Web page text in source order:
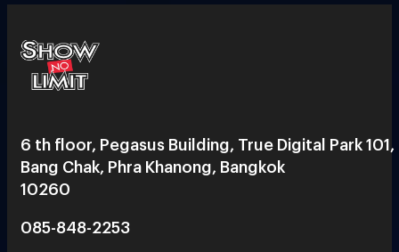
6 th floor, Pegasus Building, True Digital Park 101,
Bang Chak, Phra Khanong, Bangkok
10260
085-848-2253